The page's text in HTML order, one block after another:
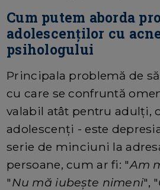
Cum putem aborda
adolescenţilor cu
psihologului
Principala problemă de
cu care se confruntă
valabil atât pentru adulți,
adolescenți - este
serie de minciuni la
persoane, cum ar fi: "Am
"Nu mă iubește nimeni", "